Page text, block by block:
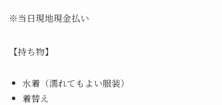
※当日現地現金払い
【持ち物】
水着（濡れてもよい服装）
着替え